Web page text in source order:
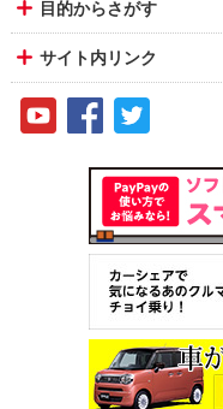
目的からさがす
サイト内リンク